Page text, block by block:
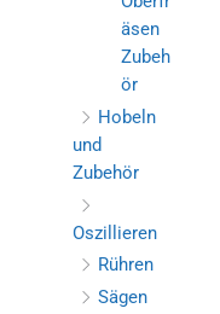
äsen
Zubeh
ör
Hobeln
und
Zubehör
Oszillieren
Rühren
Sägen